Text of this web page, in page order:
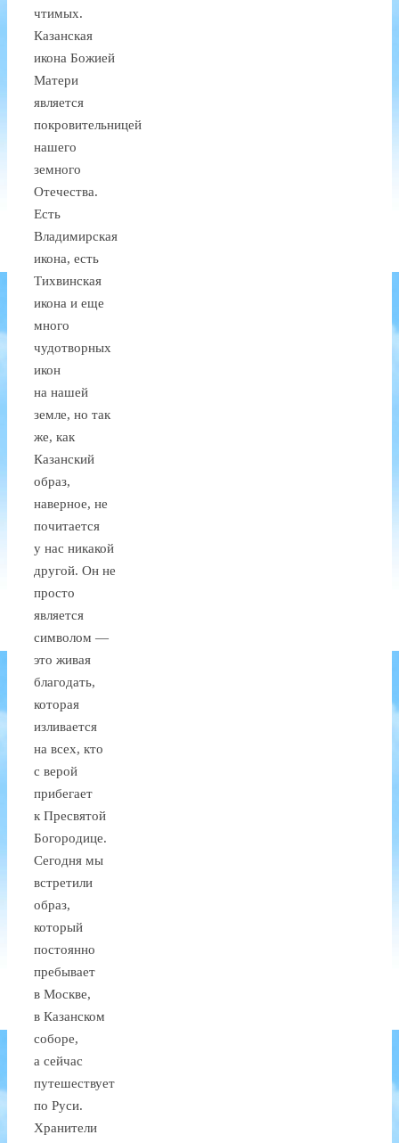
чтимых.
Казанская
икона Божией
Матери
является
покровительницей
нашего
земного
Отечества.
Есть
Владимирская
икона, есть
Тихвинская
икона и еще
много
чудотворных
икон
на нашей
земле, но так
же, как
Казанский
образ,
наверное, не
почитается
у нас никакой
другой. Он не
просто
является
символом —
это живая
благодать,
которая
изливается
на всех, кто
с верой
прибегает
к Пресвятой
Богородице.
Сегодня мы
встретили
образ,
который
постоянно
пребывает
в Москве,
в Казанском
соборе,
а сейчас
путешествует
по Руси.
Хранители